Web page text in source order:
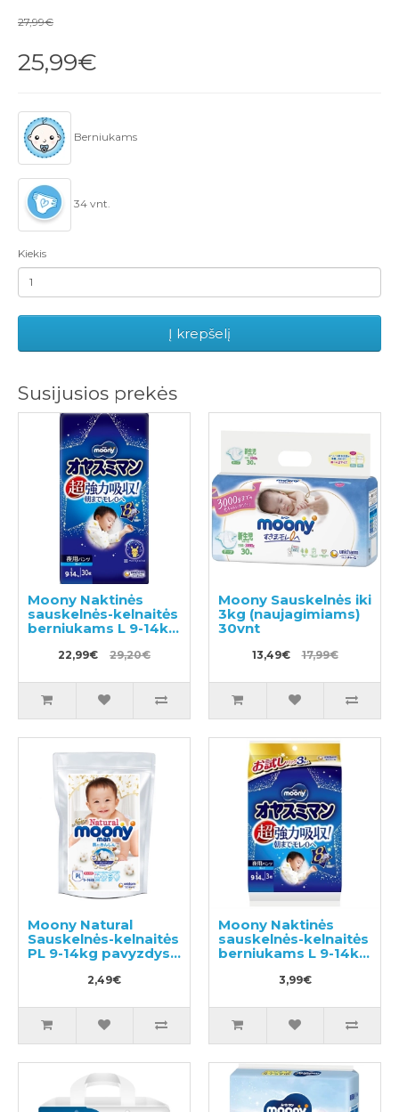
27,99€
25,99€
Berniukams
34 vnt.
Kiekis
Į krepšelį
Susijusios prekės
Moony Naktinės
sauskelnės-kelnaitės
berniukams L 9-14kg
22,99€ 29,20€
Moony Sauskelnės iki
3kg (naujagimiams)
30vnt
13,49€ 17,99€
Moony Natural
Sauskelnės-kelnaitės
PL 9-14kg pavyzdys
2,49€
Moony Naktinės
sauskelnės-kelnaitės
berniukams L 9-14kg
3,99€